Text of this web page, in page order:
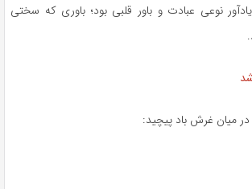
نوعی عبادت و باور قلبی بود؛ باوری که سختی
میان غرش باد پیچید: